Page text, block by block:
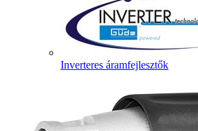
Inverteres áramfejlesztők